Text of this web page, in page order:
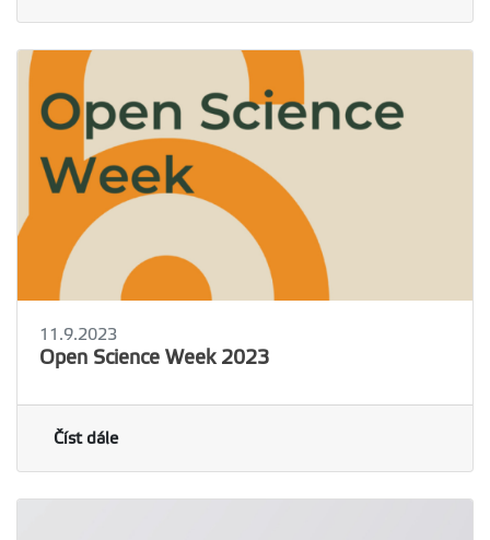
11.9.2023
Open Science Week 2023
Číst dále